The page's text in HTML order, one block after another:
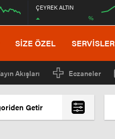
ÇEYREK ALTIN
%
SİZE ÖZEL SERVİSLER
Akışları Eczaneler
Getir